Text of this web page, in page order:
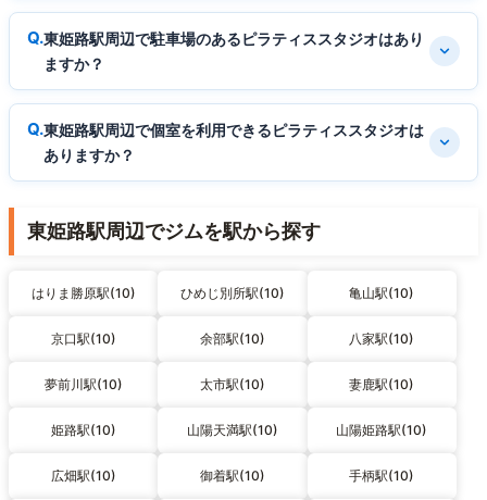
東姫路駅周辺で駐車場のあるピラティススタジオはあり
ますか？
東姫路駅周辺で個室を利用できるピラティススタジオは
ありますか？
東姫路駅周辺でジムを駅から探す
はりま勝原駅(10) ひめじ別所駅(10) 亀山駅(10)
京口駅(10) 余部駅(10) 八家駅(10)
夢前川駅(10) 太市駅(10) 妻鹿駅(10)
姫路駅(10) 山陽天満駅(10) 山陽姫路駅(10)
広畑駅(10) 御着駅(10) 手柄駅(10)